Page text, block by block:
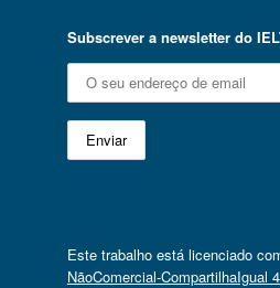
Subscrever a newsletter do
Este trabalho está licenciado
NãoComercial-CompartilhaIgual